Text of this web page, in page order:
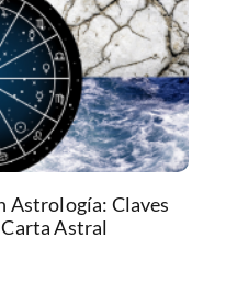
Astrología: Claves
Astral